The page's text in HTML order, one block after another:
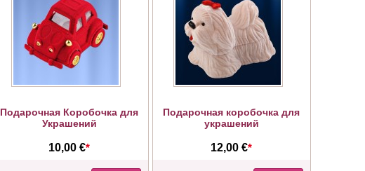
Подарочная Коробочка для
Украшений
10,00 €*
Подарочная коробочка для
украшений
12,00 €*